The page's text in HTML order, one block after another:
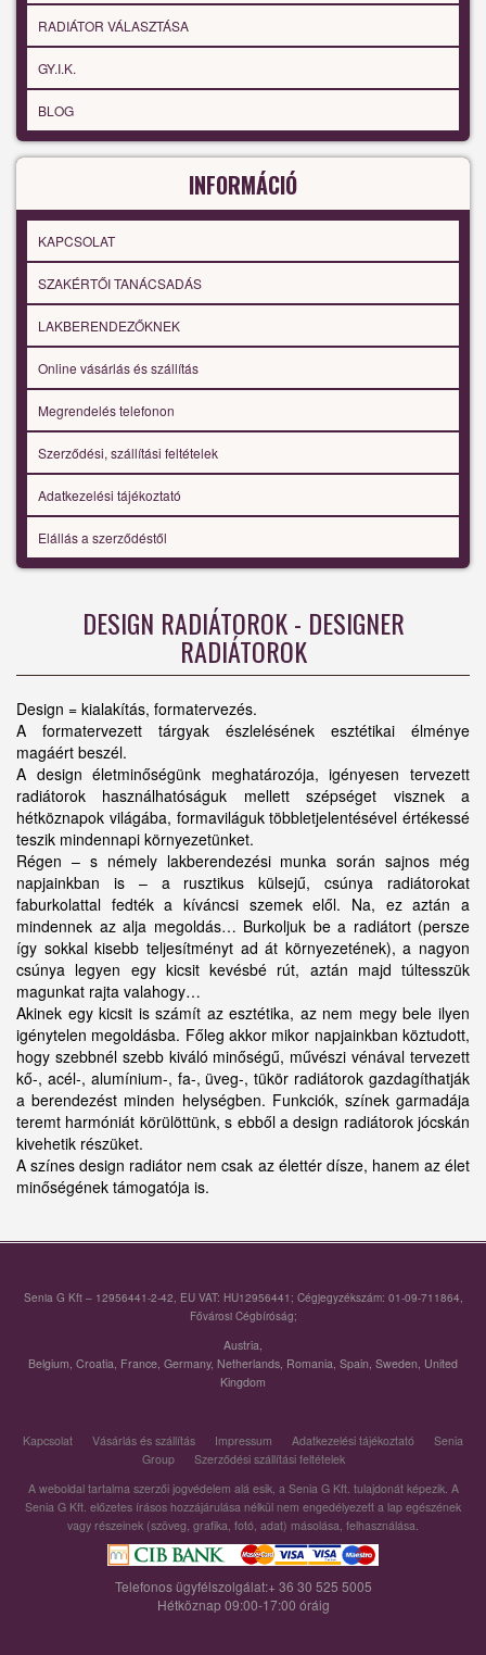
RADIÁTOR VÁLASZTÁSA
GY.I.K.
BLOG
INFORMÁCIÓ
KAPCSOLAT
SZAKÉRTŐI TANÁCSADÁS
LAKBERENDEZŐKNEK
Online vásárlás és szállítás
Megrendelés telefonon
Szerződési, szállítási feltételek
Adatkezelési tájékoztató
Elállás a szerződéstől
DESIGN RADIÁTOROK - DESIGNER
RADIÁTOROK
Design = kialakítás, formatervezés.
A formatervezett tárgyak észlelésének esztétikai élménye
magáért beszél.
A design életminőségünk meghatározója, igényesen tervezett
radiátorok használhatóságuk mellett szépséget visznek a
hétköznapok világába, formaviláguk többletjelentésével értékessé
teszik mindennapi környezetünket.
Régen – s némely lakberendezési munka során sajnos még
napjainkban is – a rusztikus külsejű, csúnya radiátorokat
faburkolattal fedték a kíváncsi szemek elől. Na, ez aztán a
mindennek az alja megoldás… Burkoljuk be a radiátort (persze
így sokkal kisebb teljesítményt ad át környezetének), a nagyon
csúnya legyen egy kicsit kevésbé rút, aztán majd túltesszük
magunkat rajta valahogy…
Akinek egy kicsit is számít az esztétika, az nem megy bele ilyen
igénytelen megoldásba. Főleg akkor mikor napjainkban köztudott,
hogy szebbnél szebb kiváló minőségű, művészi vénával tervezett
kő-, acél-, alumínium-, fa-, üveg-, tükör radiátorok gazdagíthatják
a berendezést minden helységben. Funkciók, színek garmadája
teremt harmóniát körülöttünk, s ebből a design radiátorok jócskán
kivehetik részüket.
A színes design radiátor nem csak az élettér dísze, hanem az élet
minőségének támogatója is.
Senia G Kft – 12956441-2-42, EU VAT: HU12956441; Cégjegyzékszám: 01-09-711864,
Fővárosi Cégbíróság;
Austria,
Belgium, Croatia, France, Germany, Netherlands, Romania, Spain, Sweden, United
Kingdom
Kapcsolat Vásárlás és szállítás Impressum Adatkezelési tájékoztató
Senia
Group
Szerződési szállítási feltételek
A weboldal tartalma szerzői jogvédelem alá esik, a Senia G Kft. tulajdonát képezik. A
Senia G Kft. előzetes írásos hozzájárulása nélkül nem engedélyezett a lap egészének
vagy részeinek (szöveg, grafika, fotó, adat) másolása, felhasználása.
Telefonos ügyfélszolgálat:+ 36 30 525 5005
Hétköznap 09:00-17:00 óráig